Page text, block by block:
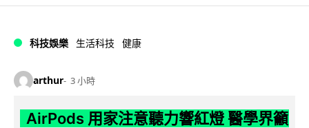
科技娛樂 生活科技 健康
arthur 3 小時
AirPods 用家注意聽力響紅燈 醫學界籲